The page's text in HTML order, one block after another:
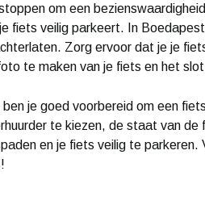
om een
fiets veilig parkeert. In
Zorg ervoor dat je je
te maken van je fiets en het
je goed voorbereid om een
te kiezen, de staat van
en je fiets veilig te